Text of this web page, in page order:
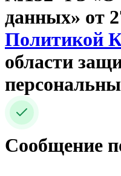
данных» от
Политикой
области
Сообщение